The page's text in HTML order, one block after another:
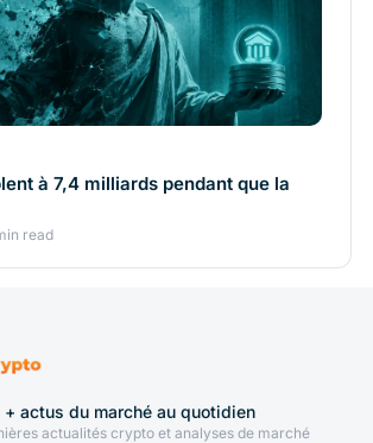
à 7,4 milliards pendant que la
read
actus du marché au quotidien
actualités crypto et analyses de marché